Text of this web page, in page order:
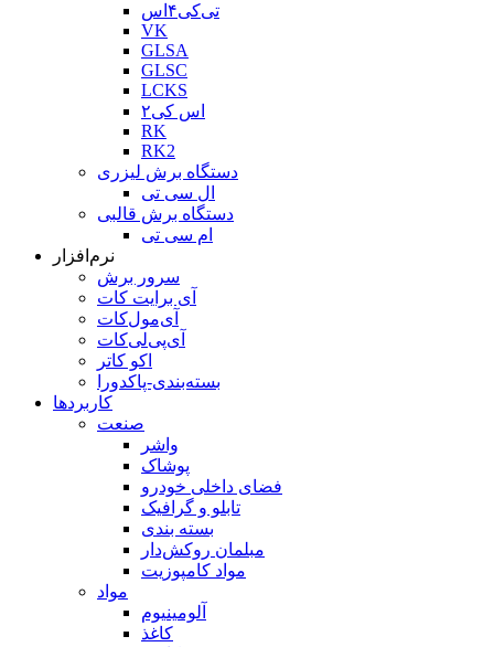
تی‌کی۴اس
VK
GLSA
GLSC
LCKS
اس کی۲
RK
RK2
دستگاه برش لیزری
ال سی تی
دستگاه برش قالبی
ام سی تی
نرم‌افزار
سرور برش
آی برایت کات
آی‌مول‌کات
آی‌پی‌لی‌کات
اکو کاتر
بسته‌بندی-پاکدورا
کاربردها
صنعت
واشر
پوشاک
فضای داخلی خودرو
تابلو و گرافیک
بسته بندی
مبلمان روکش‌دار
مواد کامپوزیت
مواد
آلومینیوم
کاغذ